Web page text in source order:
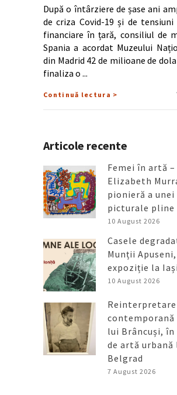
După o întârziere de șase ani
de criza Covid-19 și de
financiare în țară, consiliul de
Spania a acordat Muzeului
din Madrid 42 de milioane de
finaliza o
Continuă lectura >
Articole recente
Femei în artă –
Elizabeth
pionieră a
picturale pline
10 August 2026
Casele
Munții
expoziție la Iași
10 August 2026
Reinterpretare
contemporană
lui Brâncuși,
de artă urbană
Belgrad
7 August 2026